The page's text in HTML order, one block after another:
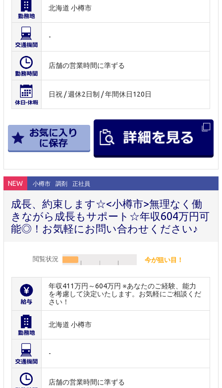
北海道 小樽市
-
店舗の営業時間に準ずる
日祝 / 週休2日制 / 年間休日120日
NEW 小樽市 調剤 正社員
成長、約束します☆<小樽市>無理なく働
きながら成長もサポート☆年収604万円可
能◎！お気軽にお問い合わせください♪
閲覧状況 今が狙い目！
年収411万円～604万円 ※あなたのご経験、能力
を考慮して決定いたします。お気軽にご相談くだ
さい！
北海道 小樽市
-
店舗の営業時間に準ずる